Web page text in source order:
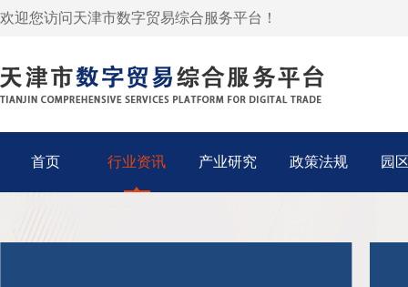
欢迎您访问天津市数字贸易综合服务平台！
首页 行业资讯 产业研究 政策法规 园